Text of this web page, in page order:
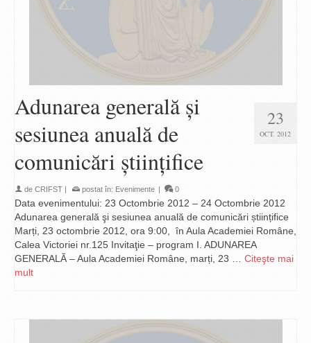
23
OCT. 2012
Adunarea generală şi
sesiunea anuală de
comunicări ştiinţifice
de CRIFST | postat în: Evenimente | 0
Data evenimentului: 23 Octombrie 2012 – 24 Octombrie 2012
Adunarea generală şi sesiunea anuală de comunicări științifice
Marți, 23 octombrie 2012, ora 9:00, în Aula Academiei Române,
Calea Victoriei nr.125 Invitaţie – program I. ADUNAREA
GENERALĂ – Aula Academiei Române, marți, 23 … Citeşte mai
mult